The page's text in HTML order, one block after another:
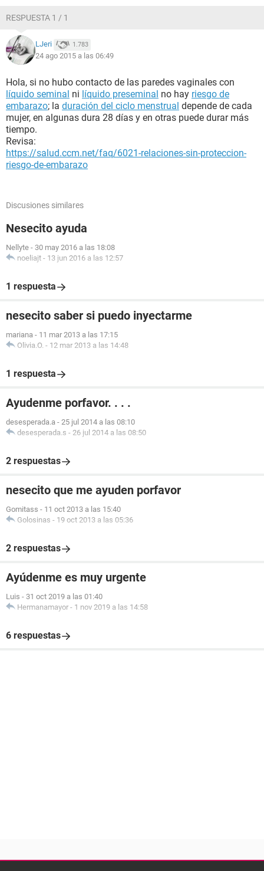
RESPUESTA 1 / 1
LJeri 1.783
24 ago 2015 a las 06:49
Hola, si no hubo contacto de las paredes vaginales con
líquido seminal ni líquido preseminal no hay riesgo de
embarazo; la duración del ciclo menstrual depende de cada
mujer, en algunas dura 28 días y en otras puede durar más
tiempo.
Revisa:
https://salud.ccm.net/faq/6021-relaciones-sin-proteccion-
riesgo-de-embarazo
Discusiones similares
Nesecito ayuda
Nellyte - 30 may 2016 a las 18:08
noeliajt - 13 jun 2016 a las 12:57
1 respuesta
nesecito saber si puedo inyectarme
mariana - 11 mar 2013 a las 17:15
Olivia.O. - 12 mar 2013 a las 14:48
1 respuesta
Ayudenme porfavor. . . .
desesperada.a - 25 jul 2014 a las 08:10
desesperada.s - 26 jul 2014 a las 08:50
2 respuestas
nesecito que me ayuden porfavor
Gomitass - 11 oct 2013 a las 15:40
Golosinas - 19 oct 2013 a las 05:36
2 respuestas
Ayúdenme es muy urgente
Luis - 31 oct 2019 a las 01:40
Hermanamayor - 1 nov 2019 a las 14:58
6 respuestas